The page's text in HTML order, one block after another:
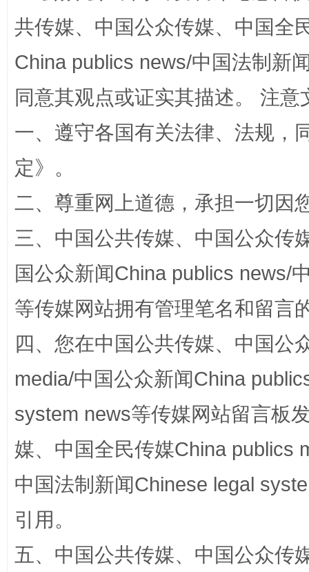
国家大学科技园优化重塑工作
扯下公款旅游的“隐身衣” 如何以
共传媒、中国公众传媒、中国全
China publics news/中国法制新
同意其观点或证实其描述。 注
一、遵守各国有关法律、法规，
定》。
二、尊重网上道德，承担一切因
三、中国公共传媒、中国公众传
国公众新闻China publics news/
等传媒网站拥有管理笔名和留言
四、您在中国公共传媒、中国公
media/中国公众新闻China
system news等传媒网站留言板
媒、中国全民传媒China publics
中国法制新闻Chinese legal
引用。
五、中国公共传媒、中国公众传